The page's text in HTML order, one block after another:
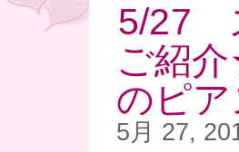
5/27
ご紹
のピ
5月 27,